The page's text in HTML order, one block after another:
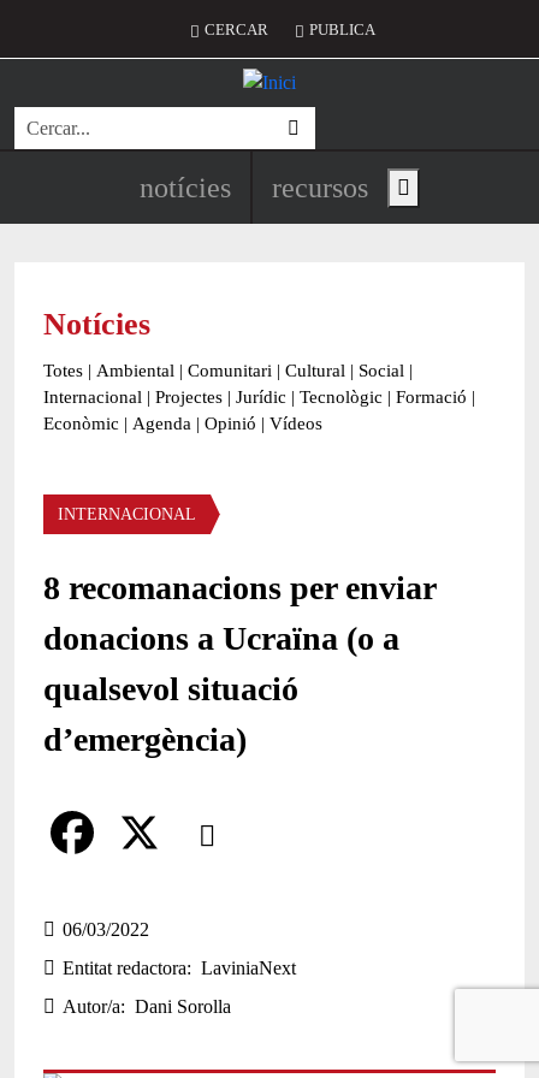
Menú del compte d'usuari
CERCAR PUBLICA
Cerca
Navegació principal de
notícies recursos Show main menu
Notícies
Totes | Ambiental | Comunitari | Cultural | Social |
Internacional | Projectes | Jurídic | Tecnològic | Formació |
Econòmic | Agenda | Opinió | Vídeos
Àmbit de la notícia
INTERNACIONAL
8 recomanacions per enviar
donacions a Ucraïna (o a
qualsevol situació
d’emergència)
Comparteix
a
c
e
06/03/2022
Entitat redactora
LaviniaNext
Autor/a
Dani Sorolla